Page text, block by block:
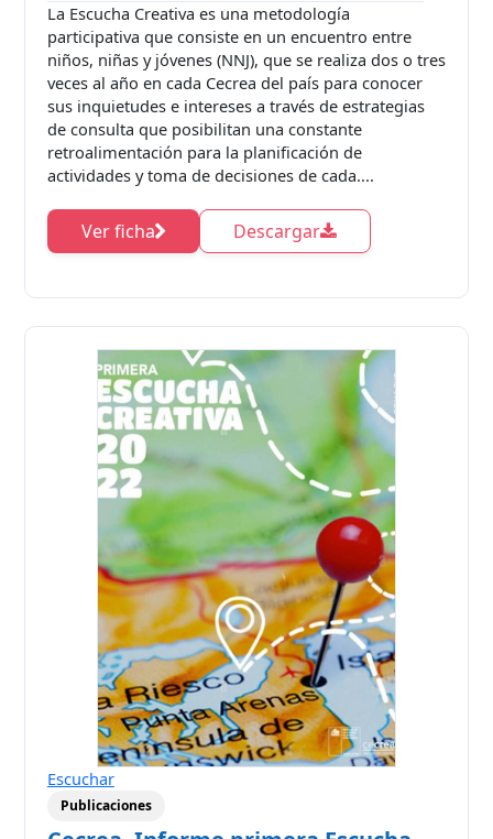
La Escucha Creativa es una metodología
participativa que consiste en un encuentro entre
niños, niñas y jóvenes (NNJ), que se realiza dos o tres
veces al año en cada Cecrea del país para conocer
sus inquietudes e intereses a través de estrategias
de consulta que posibilitan una constante
retroalimentación para la planificación de
actividades y toma de decisiones de cada....
Ver ficha Descargar
Escuchar
Publicaciones